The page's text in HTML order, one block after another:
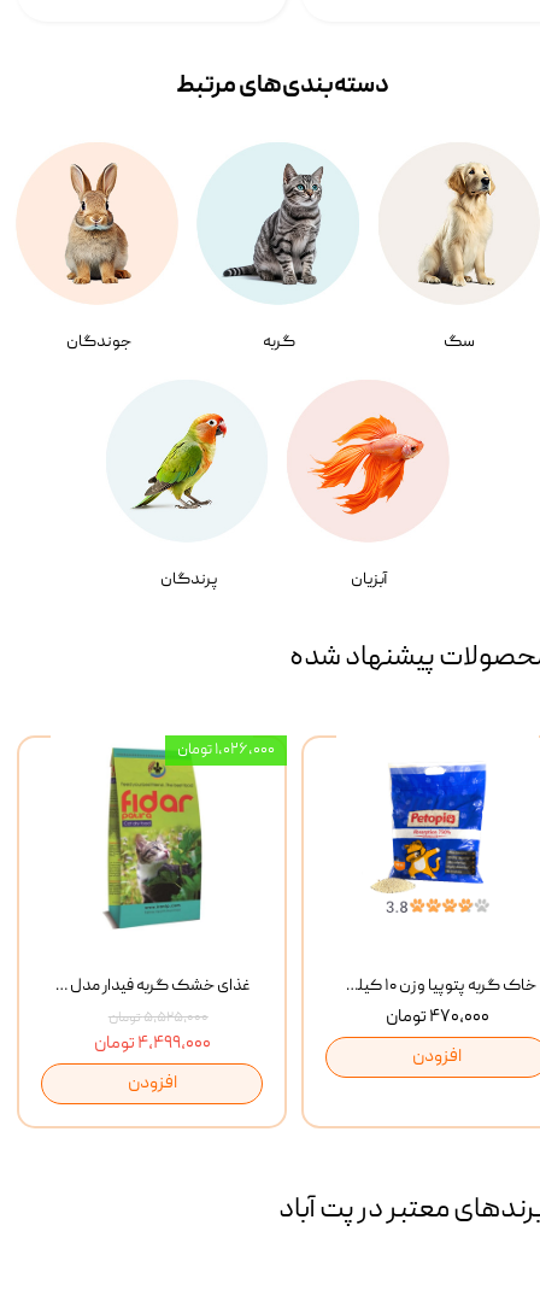
سگ گربه جوندگان
آبزیان پرندگان
دسته‌بندی‌‌های مرتبط
پیشنهاد شده
غذای خشک گربه فیدار مدل Adult وزن 10 کیلوگرم
۵,۵۲۵,۰۰۰ تومان
۴,۴۹۹,۰۰۰ تومان
افزودن
۱,۰۲۶,۰۰۰ تومان
خاک گربه پتوپیا وزن ۱۰ کیلوگرم
۴۷۰,۰۰۰ تومان
افزودن
معتبر در پت آباد